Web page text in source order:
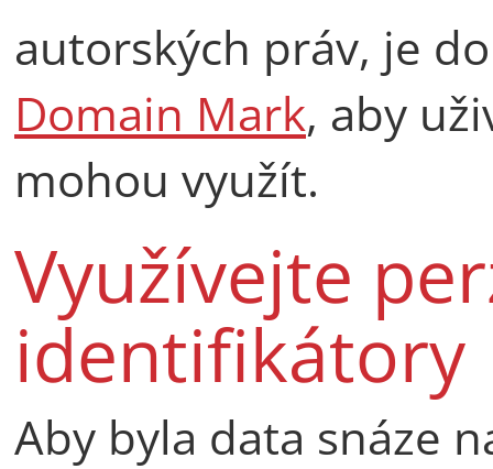
autorských práv, je
Domain Mark, aby
mohou využít.
Využívejte
identifikátory
Aby byla data snáze